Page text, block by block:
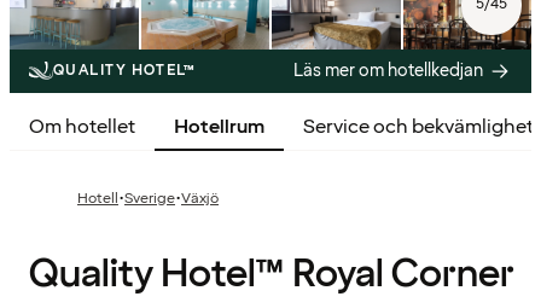
QUALITY HOTEL™ Läs mer om hotellkedjan
Om hotellet Hotellrum Service och
Hotell·Sverige·Växjö
Quality Hotel™ Royal Corner